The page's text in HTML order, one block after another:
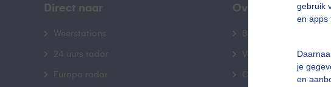
gebruik
en apps
je
en
Direct naar
Weerstations
24 uurs radar
Europa radar
Over Buienradar
Bedrijfsgegevens
Veelgestelde vragen
Contact